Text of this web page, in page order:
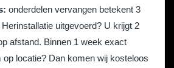
onderdelen vervangen betekent 3
uitgevoerd? U krijgt 2
afstand. Binnen 1 week exact
op locatie? Dan komen wij kosteloos